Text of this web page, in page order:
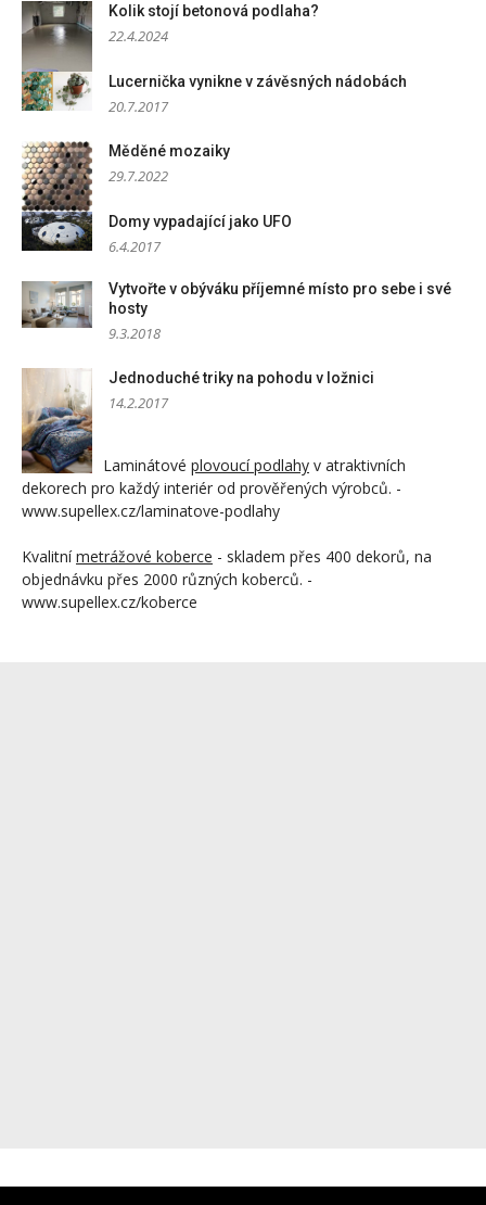
Kolik stojí betonová podlaha?
22.4.2024
Lucernička vynikne v závěsných nádobách
20.7.2017
Měděné mozaiky
29.7.2022
Domy vypadající jako UFO
6.4.2017
Vytvořte v obýváku příjemné místo pro sebe i své
hosty
9.3.2018
Jednoduché triky na pohodu v ložnici
14.2.2017
Laminátové plovoucí podlahy v atraktivních
dekorech pro každý interiér od prověřených výrobců. -
www.supellex.cz/laminatove-podlahy
Kvalitnímetrážové koberce - skladem přes 400 dekorů, na
objednávku přes 2000 různých koberců. -
www.supellex.cz/koberce